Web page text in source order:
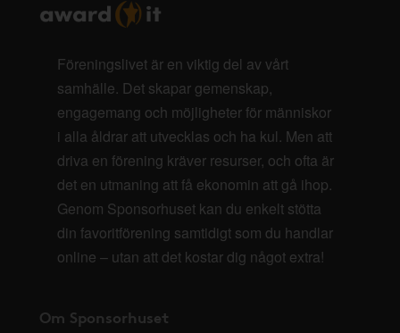
Föreningslivet är en viktig del av vårt
samhälle. Det skapar gemenskap,
engagemang och möjligheter för människor
i alla åldrar att utvecklas och ha kul. Men att
driva en förening kräver resurser, och ofta är
det en utmaning att få ekonomin att gå ihop.
Genom Sponsorhuset kan du enkelt stötta
din favoritförening samtidigt som du handlar
online – utan att det kostar dig något extra!
Om Sponsorhuset